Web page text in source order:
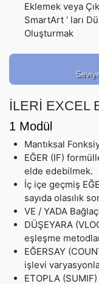
Eklemek veya
SmartArt ‘ ları
Oluşturmak
İLERİ EXCEL
1 Modül
Mantıksal
EĞER (IF)
elde edebilmek.
İç içe geçmiş
sayıda olasılık
VE / YADA
DÜŞEYARA
eşleşme
EĞERSAY
işlevi
ETOPLA